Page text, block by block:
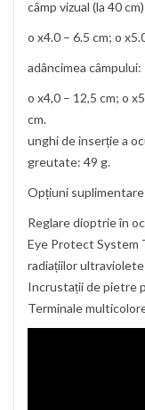
câmp vizual (la 40
o x4.0 – 6.5 cm; o
adâncimea câmpului:
o x4,0 – 12,5 cm; o
cm.
unghi de inserție a
greutate: 49 g.
Opțiuni suplimentare
Reglare dioptrie în
Eye Protect System
radiațiilor
Incrustații de pietre
Terminale